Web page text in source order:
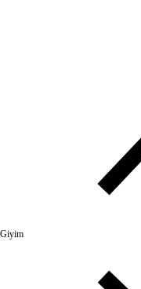
Giyim